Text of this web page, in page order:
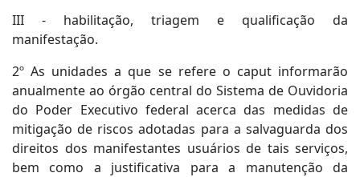
III - habilitação, triagem e qualificação da
manifestação.
2º As unidades a que se refere o caput informarão
anualmente ao órgão central do Sistema de Ouvidoria
do Poder Executivo federal acerca das medidas de
mitigação de riscos adotadas para a salvaguarda dos
direitos dos manifestantes usuários de tais serviços,
bem como a justificativa para a manutenção da